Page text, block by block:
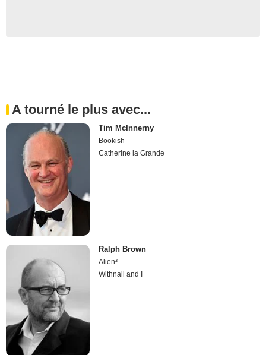
A tourné le plus avec...
Tim McInnerny
Bookish
Catherine la Grande
Ralph Brown
Alien³
Withnail and I